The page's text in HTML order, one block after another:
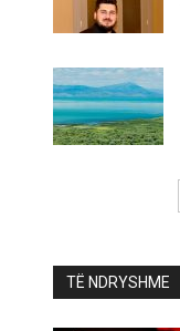
TË NDRYSHME